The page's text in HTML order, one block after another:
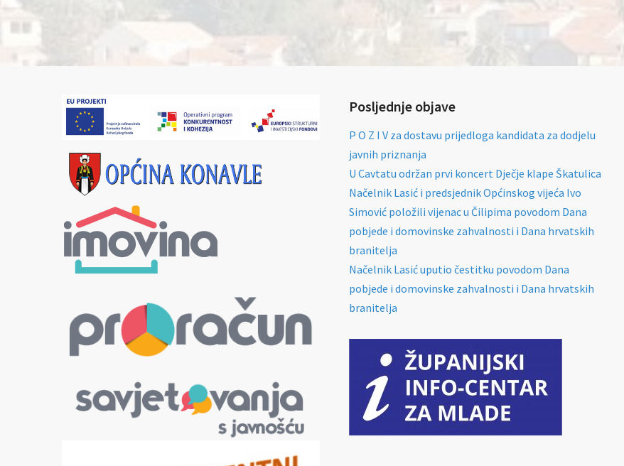
Posljednje objave
P O Z I V za dostavu prijedloga kandidata za dodjelu
javnih priznanja
U Cavtatu održan prvi koncert Dječje klape Škatulica
Načelnik Lasić i predsjednik Općinskog vijeća Ivo
Simović položili vijenac u Čilipima povodom Dana
pobjede i domovinske zahvalnosti i Dana hrvatskih
branitelja
Načelnik Lasić uputio čestitku povodom Dana
pobjede i domovinske zahvalnosti i Dana hrvatskih
branitelja